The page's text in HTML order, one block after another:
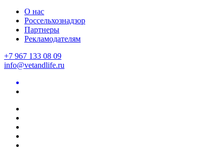
О нас
Россельхознадзор
Партнеры
Рекламодателям
+7 967 133 08 09
info@vetandlife.ru